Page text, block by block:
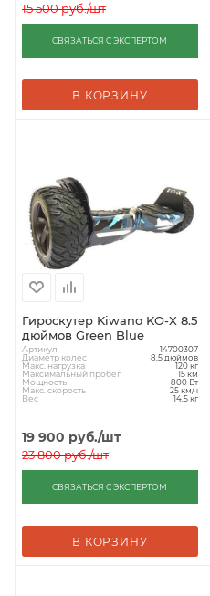
15 500руб./шт
СВЯЗАТЬСЯ С ЭКСПЕРТОМ
В КОРЗИНУ
Гироскутер Kiwano KO-X 8.5
дюймов Green Blue
Артикул 14700307
Диаметр колес 8.5 дюймов
Макс. нагрузка 120 кг
Максимальный пробег 15 км
Мощность 800 Вт
Макс. скорость 25 км/ч
Вес 14.5 кг
19 900 руб./шт
23 800руб./шт
СВЯЗАТЬСЯ С ЭКСПЕРТОМ
В КОРЗИНУ